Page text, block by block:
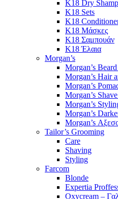
K18 Dry
K18 Sets
K18
K18 Μάσκες
K18 Σαμπουάν
K18 Έλαια
Morgan’s
Morgan’s
Morgan’s Hair
Morgan’s
Morgan’s
Morgan’s
Morgan’s
Morgan’s
Tailor’s Grooming
Care
Shaving
Styling
Farcom
Blonde
Expertia
Oxycream –